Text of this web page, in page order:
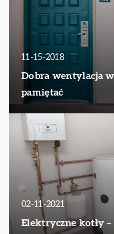
11-15-2018
Dobra wentylacja
pamiętać
02-11-2021
Elektryczne kotły –